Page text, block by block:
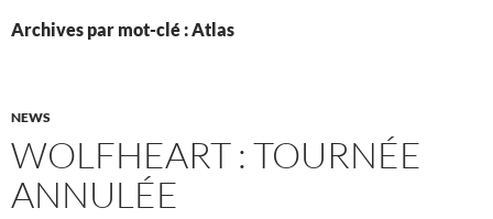
Archives par mot-clé : Atlas
NEWS
WOLFHEART : TOURNÉE
ANNULÉE